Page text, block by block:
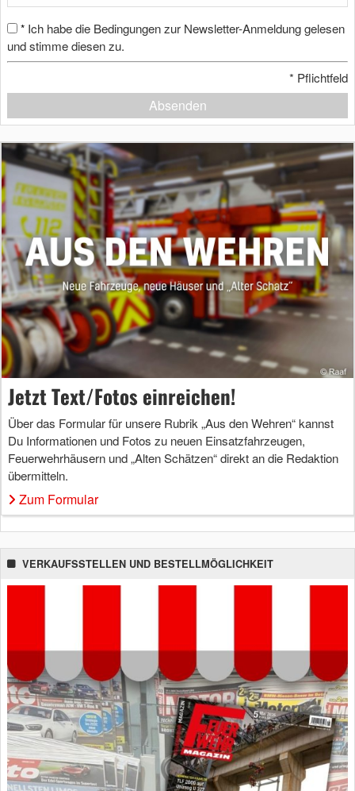
* Ich habe die Bedingungen zur Newsletter-Anmeldung gelesen
und stimme diesen zu.
* Pflichtfeld
Absenden
Jetzt Text/Fotos einreichen!
Über das Formular für unsere Rubrik „Aus den Wehren“ kannst
Du Informationen und Fotos zu neuen Einsatzfahrzeugen,
Feuerwehrhäusern und „Alten Schätzen“ direkt an die Redaktion
übermitteln.
Zum Formular
VERKAUFSSTELLEN UND BESTELLMÖGLICHKEIT